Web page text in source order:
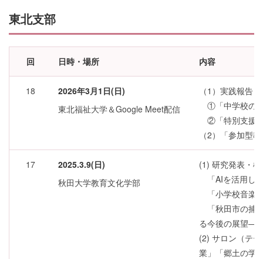
東北支部
回 日時・場所 内容
18
2026年3月1日(日)
東北福祉大学＆Google Meet配信
（1）実践報告
①「中学校の
②「特別支援
（2）「参加型
17
2025.3.9(日)
秋田大学教育文化学部
(1) 研究発表・
「AIを活用し
「小学校音楽
「秋田市の捕
る今後の展望―
(2) サロン（テ
業」「郷土の学